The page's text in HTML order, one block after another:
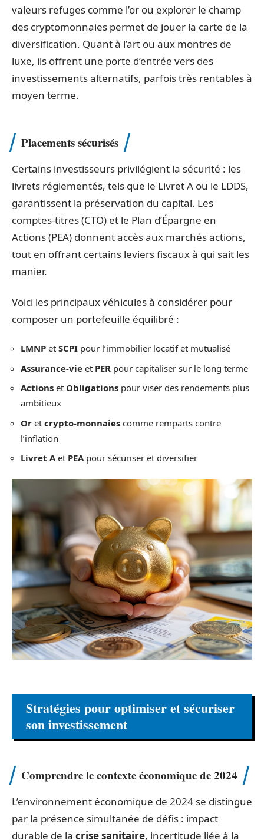
valeurs refuges comme l’or ou explorer le champ
des cryptomonnaies permet de jouer la carte de la
diversification. Quant à l’art ou aux montres de
luxe, ils offrent une porte d’entrée vers des
investissements alternatifs, parfois très rentables à
moyen terme.
Placements sécurisés
Certains investisseurs privilégient la sécurité : les
livrets réglementés, tels que le Livret A ou le LDDS,
garantissent la préservation du capital. Les
comptes-titres (CTO) et le Plan d’Épargne en
Actions (PEA) donnent accès aux marchés actions,
tout en offrant certains leviers fiscaux à qui sait les
manier.
Voici les principaux véhicules à considérer pour
composer un portefeuille équilibré :
LMNP et SCPI pour l’immobilier locatif et mutualisé
Assurance-vie et PER pour capitaliser sur le long terme
Actions et Obligations pour viser des rendements plus
ambitieux
Or et crypto-monnaies comme remparts contre
l’inflation
Livret Aet PEApour sécuriser et diversifier
Stratégies pour optimiser et sécuriser
son investissement
Comprendre le contexte économique de 2024
L’environnement économique de 2024 se distingue
par la présence simultanée de défis : impact
durable de la crise sanitaire, incertitude liée à la